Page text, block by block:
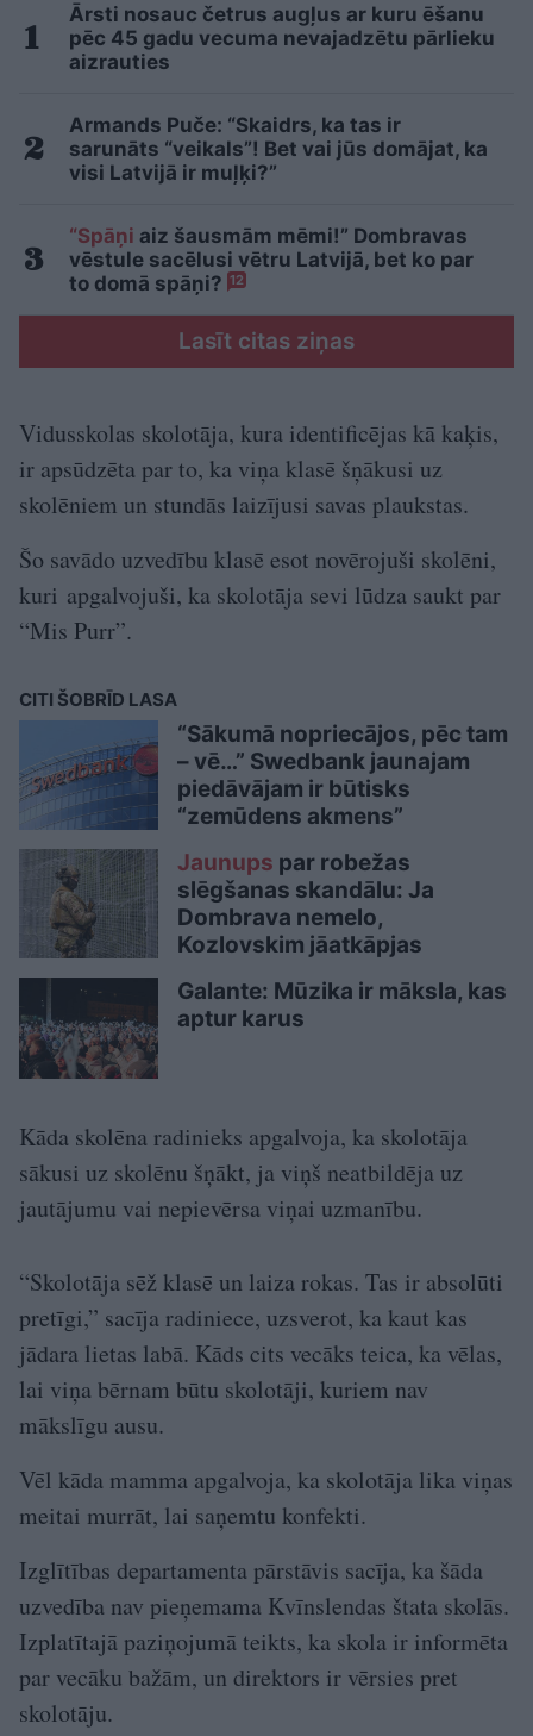
Ārsti nosauc četrus augļus ar kuru ēšanu
pēc 45 gadu vecuma nevajadzētu pārlieku
aizrauties
Armands Puče: “Skaidrs, ka tas ir
sarunāts “veikals”! Bet vai jūs domājat, ka
visi Latvijā ir muļķi?”
“Spāņi aiz šausmām mēmi!” Dombravas
vēstule sacēlusi vētru Latvijā, bet ko par
to domā spāņi? 12
Lasīt citas ziņas
Vidusskolas skolotāja, kura identificējas kā kaķis,
ir apsūdzēta par to, ka viņa klasē šņākusi uz
skolēniem un stundās laizījusi savas plaukstas.
Šo savādo uzvedību klasē esot novērojuši skolēni,
kuri apgalvojuši, ka skolotāja sevi lūdza saukt par
“Mis Purr”.
CITI ŠOBRĪD LASA
“Sākumā nopriecājos, pēc tam
– vē…” Swedbank jaunajam
piedāvājam ir būtisks
“zemūdens akmens”
Jaunups par robežas
slēgšanas skandālu: Ja
Dombrava nemelo,
Kozlovskim jāatkāpjas
Galante: Mūzika ir māksla, kas
aptur karus
Kāda skolēna radinieks apgalvoja, ka skolotāja
sākusi uz skolēnu šņākt, ja viņš neatbildēja uz
jautājumu vai nepievērsa viņai uzmanību.
“Skolotāja sēž klasē un laiza rokas. Tas ir absolūti
pretīgi,” sacīja radiniece, uzsverot, ka kaut kas
jādara lietas labā. Kāds cits vecāks teica, ka vēlas,
lai viņa bērnam būtu skolotāji, kuriem nav
mākslīgu ausu.
Vēl kāda mamma apgalvoja, ka skolotāja lika viņas
meitai murrāt, lai saņemtu konfekti.
Izglītības departamenta pārstāvis sacīja, ka šāda
uzvedība nav pieņemama Kvīnslendas štata skolās.
Izplatītajā paziņojumā teikts, ka skola ir informēta
par vecāku bažām, un direktors ir vērsies pret
skolotāju.